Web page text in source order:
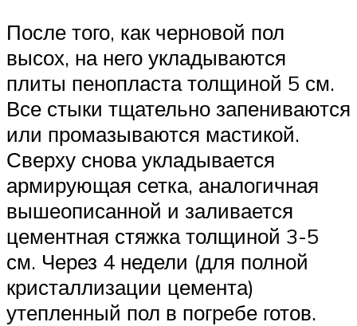
После того, как черновой пол
высох, на него укладываются
плиты пенопласта толщиной 5 см.
Все стыки тщательно запениваются
или промазываются мастикой.
Сверху снова укладывается
армирующая сетка, аналогичная
вышеописанной и заливается
цементная стяжка толщиной 3-5
см. Через 4 недели (для полной
кристаллизации цемента)
утепленный пол в погребе готов.